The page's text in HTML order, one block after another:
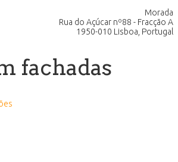
Morada
Rua do Açúcar nº88 - Fracção A
1950-010 Lisboa, Portugal
fachadas